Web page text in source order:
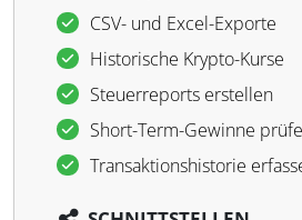
CSV- und Excel-Exporte
Historische Krypto-Kurse
Steuerreports erstellen
Short-Term-Gewinne
Transaktionshistorie